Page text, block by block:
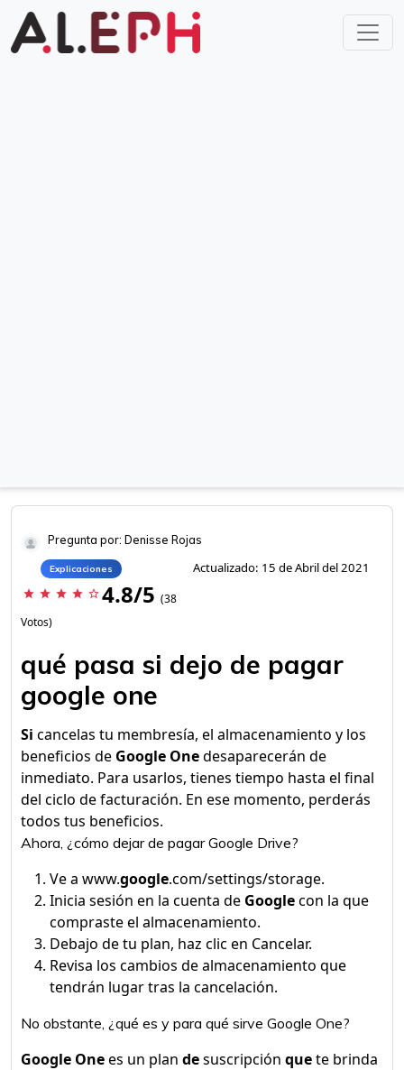
Pregunta por: Denisse Rojas
Explicaciones Actualizado: 15 de Abril del 2021
star star star star star_border 4.8/5 (38
Votos)
qué pasa si dejo de pagar
google one
Si cancelas tu membresía, el almacenamiento y los
beneficios de Google Onedesaparecerán de
inmediato. Para usarlos, tienes tiempo hasta el final
del ciclo de facturación. En ese momento, perderás
todos tus beneficios.
Ahora, ¿cómo dejar de pagar Google Drive?
Ve a www.google.com/settings/storage.
Inicia sesión en la cuenta de Googlecon la que
compraste el almacenamiento.
Debajo de tu plan, haz clic en Cancelar.
Revisa los cambios de almacenamiento que
tendrán lugar tras la cancelación.
No obstante, ¿qué es y para qué sirve Google One?
Google Onees un plan desuscripción quete brinda